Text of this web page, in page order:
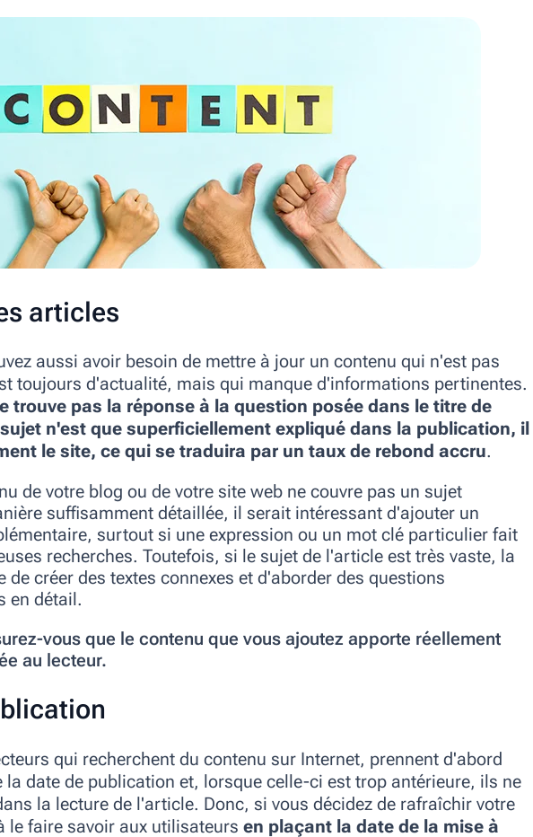
articles
aussi avoir besoin de mettre à jour un contenu qui n'est pas
toujours d'actualité, mais qui manque d'informations pertinentes.
trouve pas la réponse à la question posée dans le titre de
n'est que superficiellement expliqué dans la publication, il
le site, ce qui se traduira par un taux de rebond accru.
de votre blog ou de votre site web ne couvre pas un sujet
suffisamment détaillée, il serait intéressant d'ajouter un
surtout si une expression ou un mot clé particulier fait
recherches. Toutefois, si le sujet de l'article est très vaste, la
de créer des textes connexes et d'aborder des questions
en détail.
vous que le contenu que vous ajoutez apporte réellement
au lecteur.
qui recherchent du contenu sur Internet, prennent d'abord
la date de publication et, lorsque celle-ci est trop antérieure, ils ne
la lecture de l'article. Donc, si vous décidez de rafraîchir votre
le faire savoir aux utilisateurs en plaçant la date de la mise à